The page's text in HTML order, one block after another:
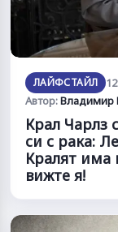
ЛАЙФСТАЙЛ
Автор:Владимир
Крал Чарлз
си с рака:
Кралят има
вижте я!